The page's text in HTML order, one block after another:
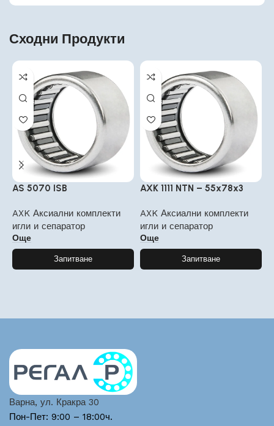
Сходни Продукти
AS 5070 ISB
AXK Аксиални комплекти
игли и сепаратор
Още
Запитване
AXK 1111 NTN – 55x78x3
AXK Аксиални комплекти
игли и сепаратор
Още
Запитване
Варна, ул. Кракра 30
Пон-Пет: 9:00 – 18:00ч.